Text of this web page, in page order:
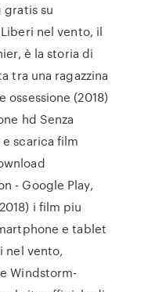
su
nel vento, il
è la storia di
tra una ragazzina
(2018)
hd Senza
scarica film
- Google Play,
i film piu
e tablet
nel vento,
Windstorm-